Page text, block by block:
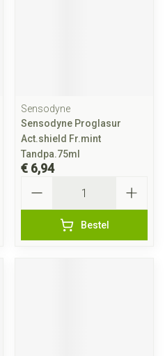
Sensodyne
Sensodyne Proglasur
Act.shield Fr.mint
Tandpa.75ml
€ 6,94
Bestel